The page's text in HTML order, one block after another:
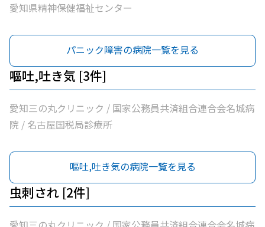
愛知県精神保健福祉センター
パニック障害の病院一覧を見る
嘔吐,吐き気 [3件]
愛知三の丸クリニック / 国家公務員共済組合連合会名城病
院 / 名古屋国税局診療所
嘔吐,吐き気の病院一覧を見る
虫刺され [2件]